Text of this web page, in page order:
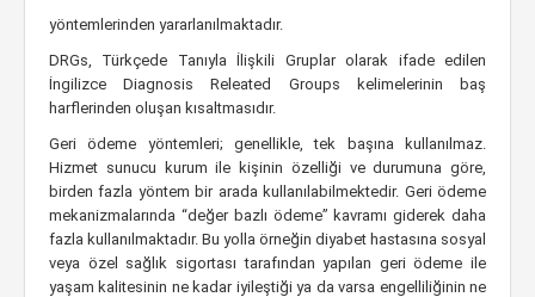
yöntemlerinden yararlanılmaktadır.
DRGs, Türkçede Tanıyla İlişkili Gruplar olarak ifade edilen
İngilizce Diagnosis Releated Groups kelimelerinin baş
harflerinden oluşan kısaltmasıdır.
Geri ödeme yöntemleri; genellikle, tek başına kullanılmaz.
Hizmet sunucu kurum ile kişinin özelliği ve durumuna göre,
birden fazla yöntem bir arada kullanılabilmektedir. Geri ödeme
mekanizmalarında “değer bazlı ödeme” kavramı giderek daha
fazla kullanılmaktadır. Bu yolla örneğin diyabet hastasına sosyal
veya özel sağlık sigortası tarafından yapılan geri ödeme ile
yaşam kalitesinin ne kadar iyileştiği ya da varsa engelliliğinin ne